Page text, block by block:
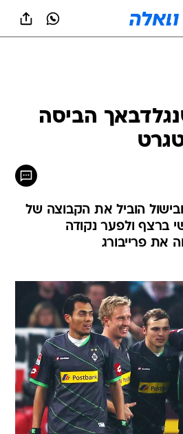
הביסה
הוביל את הקבוצה של
ברצף ולפער נקודה
את פרייבורג